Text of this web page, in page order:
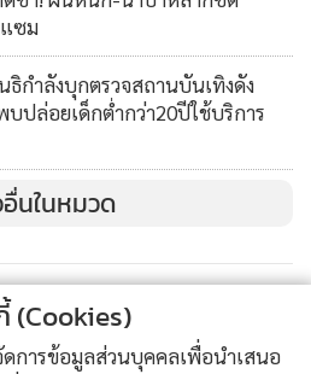
ซม
กำลังบุกตรวจสถานบันเทิงดัง
บปล่อยเด็กต่ำกว่า20ปีใช้บริการ
อื่นในหมวด
(Cookies)
ดการข้อมูลส่วนบุคคลเพื่อนำเสนอ